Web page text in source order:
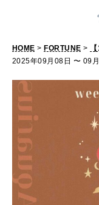
HOME > FORTUNE >
2025年09月08日 〜 09